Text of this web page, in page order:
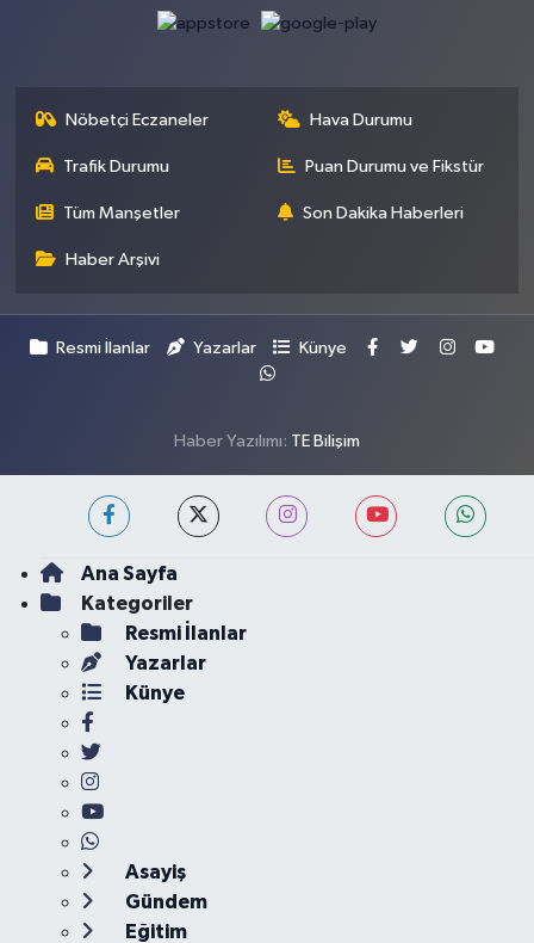
Nöbetçi Eczaneler Hava Durumu
Trafik Durumu Puan Durumu ve Fikstür
Tüm Manşetler Son Dakika Haberleri
Haber Arşivi
Resmi İlanlar Yazarlar Künye
Haber Yazılımı: TE Bilişim
Ana Sayfa
Kategoriler
Resmi İlanlar
Yazarlar
Künye
Asayiş
Gündem
Eğitim